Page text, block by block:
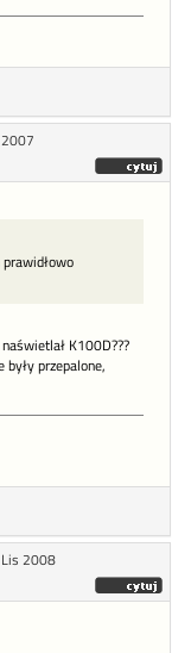
2007
K100D???
przepalone,
Lis 2008